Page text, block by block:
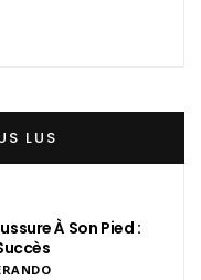
LUS
À Son Pied :